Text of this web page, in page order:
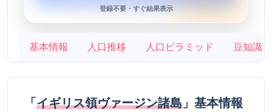
登録不要・すぐ結果表示
基本情報 人口推移 人口ピラミッド 豆知識
「イギリス領ヴァージン諸島 」基本情報